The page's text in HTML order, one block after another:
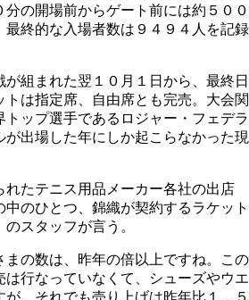
分の開場前からゲート前には約５００
最終的な入場者数は９４９４人を記録
組まれた翌１０月１日から、最終日
トは指定席、自由席とも完売。大会関
ップ選手であるロジャー・フェデラ
が出場した年にしか起こらなかった現
れたテニス用品メーカー各社の出店
中のひとつ、錦織が契約するラケット
スタッフが言う。
まの数は、昨年の倍以上ですね。この
は行なっていなくて、シューズやウエ
、それでも売り上げは昨年比１．５